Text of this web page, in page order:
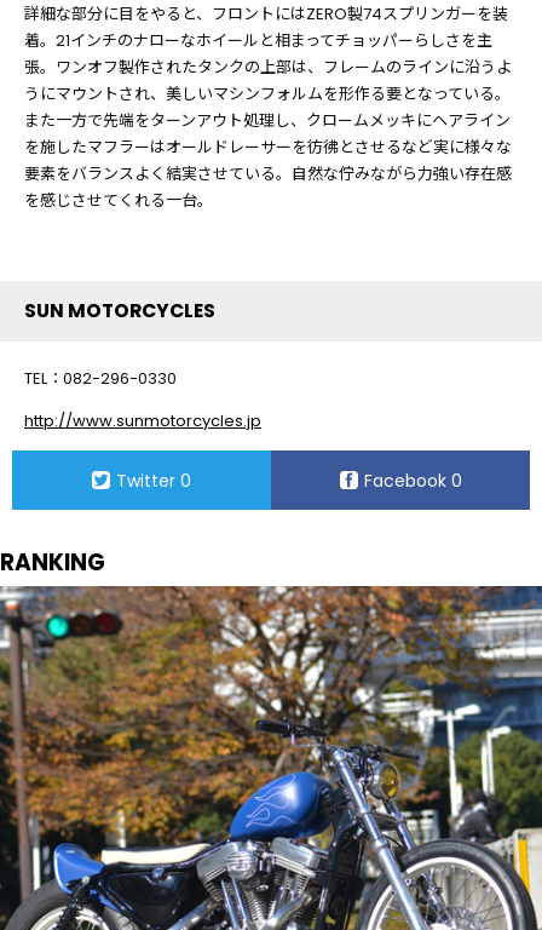
詳細な部分に目をやると、フロントにはZERO製74スプリンガーを装
着。21インチのナローなホイールと相まってチョッパーらしさを主
張。ワンオフ製作されたタンクの上部は、フレームのラインに沿うよ
うにマウントされ、美しいマシンフォルムを形作る要となっている。
また一方で先端をターンアウト処理し、クロームメッキにヘアライン
を施したマフラーはオールドレーサーを彷彿とさせるなど実に様々な
要素をバランスよく結実させている。自然な佇みながら力強い存在感
を感じさせてくれる一台。
SUN MOTORCYCLES
TEL：082-296-0330
http://www.sunmotorcycles.jp
Twitter 0 Facebook 0
RANKING